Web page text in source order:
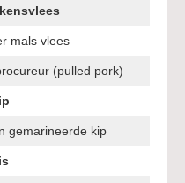
mals vlees
(pulled pork)
gemarineerde kip